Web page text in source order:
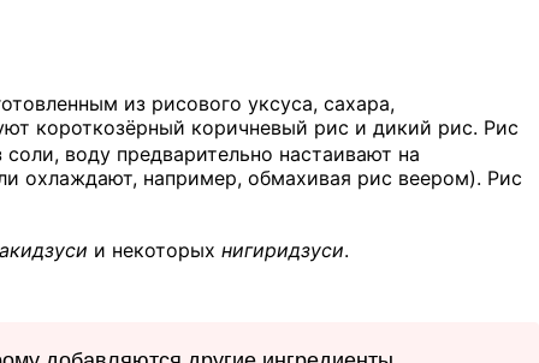
из рисового уксуса, сахара,
короткозёрный коричневый рис и дикий рис. Рис
воду предварительно настаивают на
охлаждают, например, обмахивая рис веером). Рис
и некоторых нигиридзуси.